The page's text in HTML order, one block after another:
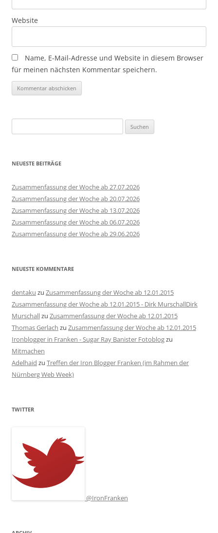
Website
Name, E-Mail-Adresse und Website in diesem Browser
für meinen nächsten Kommentar speichern.
nach:
NEUESTE BEITRÄGE
Zusammenfassung der Woche ab 27.07.2026
Zusammenfassung der Woche ab 20.07.2026
Zusammenfassung der Woche ab 13.07.2026
Zusammenfassung der Woche ab 06.07.2026
Zusammenfassung der Woche ab 29.06.2026
NEUESTE KOMMENTARE
dentaku zu Zusammenfassung der Woche ab 12.01.2015
Zusammenfassung der Woche ab 12.01.2015 - Dirk MurschallDirk
Murschallzu Zusammenfassung der Woche ab 12.01.2015
Thomas Gerlach zu Zusammenfassung der Woche ab 12.01.2015
Ironblogger in Franken - Sugar Ray Banister Fotoblogzu
Mitmachen
Adelhaid zu Treffen der Iron Blogger Franken (im Rahmen der
Nürnberg Web Week)
TWITTER
@IronFranken